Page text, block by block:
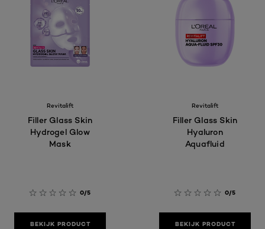
Revitalift
Filler Glass Skin
Hydrogel Glow
Mask
0/5
BEKIJK PRODUCT
Revitalift
Filler Glass Skin
Hyaluron
Aquafluid
0/5
BEKIJK PRODUCT